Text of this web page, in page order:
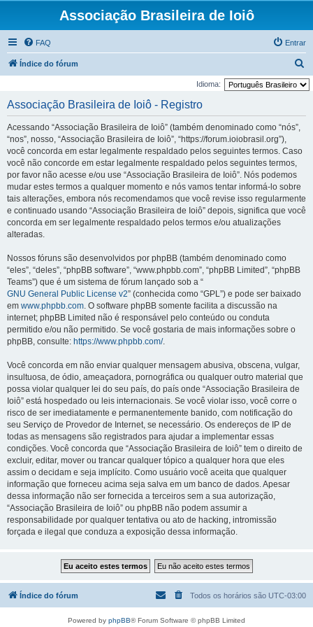
Associação Brasileira de Ioiô
FAQ Entrar
Índice do fórum
e
Idioma:
Associação Brasileira de Ioiô - Registro
Acessando “Associação Brasileira de Ioiô” (também denominado como “nós”,
“nos”, nosso, “Associação Brasileira de Ioiô”, “https://forum.ioiobrasil.org”),
você concorda em estar legalmente respaldado pelos seguintes termos. Caso
você não concorde em estar legalmente respaldado pelos seguintes termos,
por favor não acesse e/ou use “Associação Brasileira de Ioiô”. Nós podemos
mudar estes termos a qualquer momento e nós vamos tentar informá-lo sobre
tais alterações, embora nós recomendamos que você revise isso regularmente
e continuado usando “Associação Brasileira de Ioiô” depois, significa que você
concorda em ser legalmente respaldado pelos termos e/ou atualizações
alteradas.
Nossos fóruns são desenvolvidos por phpBB (também denominado como
“eles”, “deles”, “phpBB software”, “www.phpbb.com”, “phpBB Limited”, “phpBB
Teams”) que é um sistema de fórum lançado sob a “
GNU General Public License v2” (conhecida como “GPL”) e pode ser baixado
em www.phpbb.com. O software phpBB somente facilita a discussão na
internet; phpBB Limited não é responsável pelo conteúdo ou conduta
permitido e/ou não permitido. Se você gostaria de mais informações sobre o
phpBB, consulte: https://www.phpbb.com/.
Você concorda em não enviar qualquer mensagem abusiva, obscena, vulgar,
insultuosa, de ódio, ameaçadora, pornográfica ou qualquer outro material que
possa violar qualquer lei do seu país, do país onde “Associação Brasileira de
Ioiô” está hospedado ou leis internacionais. Se você violar isso, você corre o
risco de ser imediatamente e permanentemente banido, com notificação do
seu Serviço de Provedor de Internet, se necessário. Os endereços de IP de
todas as mensagens são registrados para ajudar a implementar essas
condições. Você concorda que “Associação Brasileira de Ioiô” tem o direito de
excluir, editar, mover ou trancar qualquer tópico a qualquer hora que eles
assim o decidam e seja implícito. Como usuário você aceita que qualquer
informação que forneceu acima seja salva em um banco de dados. Apesar
dessa informação não ser fornecida a terceiros sem a sua autorização,
“Associação Brasileira de Ioiô” ou phpBB não podem assumir a
responsabilidade por qualquer tentativa ou ato de hacking, intromissão
forçada e ilegal que conduza a exposição dessa informação.
Índice do fórum Todos os horários são UTC-03:00
Powered by phpBB® Forum Software © phpBB Limited